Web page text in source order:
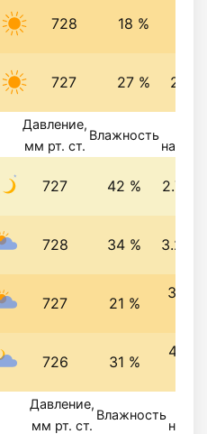
728 18 %
727 27 % 2.3
Давление,
мм рт. ст.
Влажность
727 42 % 2.7
728 34 % 3.2
727 21 %
3.9
726 31 %
4.7
Давление,
мм рт. ст.
Влажность